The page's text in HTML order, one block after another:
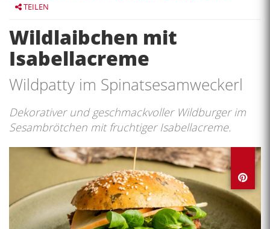
TEILEN
Wildlaibchen mit
Isabellacreme
Wildpatty im Spinatsesamweckerl
Dekorativer und geschmackvoller Wildburger im
Sesambrötchen mit fruchtiger Isabellacreme.